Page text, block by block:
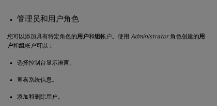
管理员和用户角色
您可以添加具有特定角色的用户和组帐户。使用 Administrator角色创建的用
户和组帐户可以：
选择控制台显示语言。
查看系统信息。
添加和删除用户。